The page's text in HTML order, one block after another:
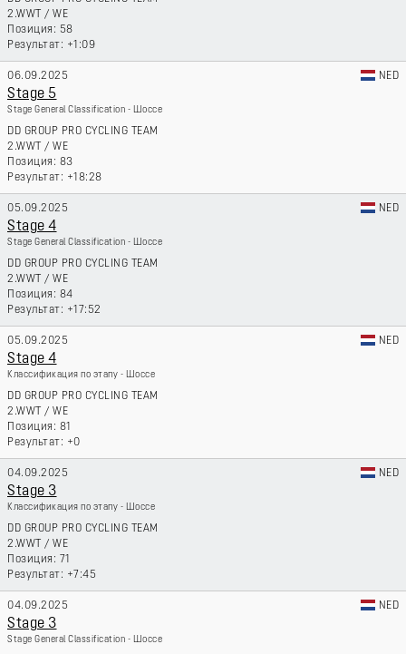
2.WWT / WE
58
+1:09
06.09.2025 NED
Stage 5
Stage General Classification - Шоссе
DD GROUP PRO CYCLING TEAM
2.WWT / WE
83
+18:28
05.09.2025 NED
Stage 4
Stage General Classification - Шоссе
DD GROUP PRO CYCLING TEAM
2.WWT / WE
84
+17:52
05.09.2025 NED
Stage 4
Классификация по этапу - Шоссе
DD GROUP PRO CYCLING TEAM
2.WWT / WE
81
+0
04.09.2025 NED
Stage 3
Классификация по этапу - Шоссе
DD GROUP PRO CYCLING TEAM
2.WWT / WE
71
+7:45
04.09.2025 NED
Stage 3
Stage General Classification - Шоссе